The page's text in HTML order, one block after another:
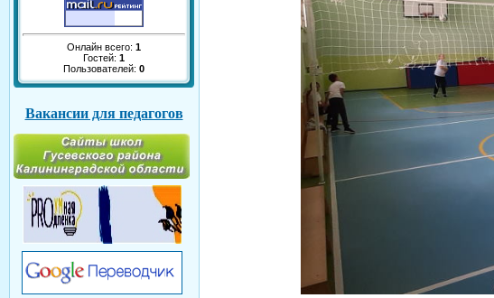
Онлайн всего: 1
Гостей: 1
Пользователей: 0
Вакансии для педагогов